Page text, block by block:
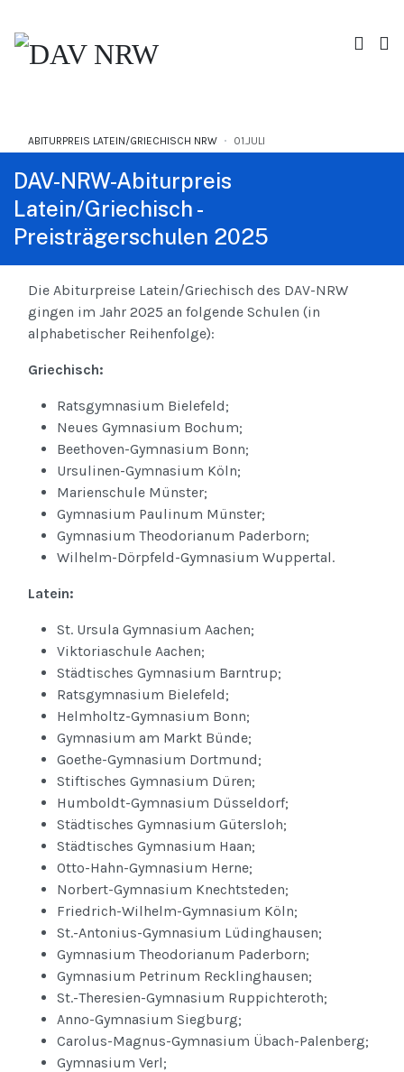
ABITURPREIS LATEIN/GRIECHISCH NRW 01.JULI
DAV-NRW-Abiturpreis
Latein/Griechisch -
Preisträgerschulen 2025
Die Abiturpreise Latein/Griechisch des DAV-NRW
gingen im Jahr 2025 an folgende Schulen (in
alphabetischer Reihenfolge):
Griechisch:
Ratsgymnasium Bielefeld;
Neues Gymnasium Bochum;
Beethoven-Gymnasium Bonn;
Ursulinen-Gymnasium Köln;
Marienschule Münster;
Gymnasium Paulinum Münster;
Gymnasium Theodorianum Paderborn;
Wilhelm-Dörpfeld-Gymnasium Wuppertal.
Latein:
St. Ursula Gymnasium Aachen;
Viktoriaschule Aachen;
Städtisches Gymnasium Barntrup;
Ratsgymnasium Bielefeld;
Helmholtz-Gymnasium Bonn;
Gymnasium am Markt Bünde;
Goethe-Gymnasium Dortmund;
Stiftisches Gymnasium Düren;
Humboldt-Gymnasium Düsseldorf;
Städtisches Gymnasium Gütersloh;
Städtisches Gymnasium Haan;
Otto-Hahn-Gymnasium Herne;
Norbert-Gymnasium Knechtsteden;
Friedrich-Wilhelm-Gymnasium Köln;
St.-Antonius-Gymnasium Lüdinghausen;
Gymnasium Theodorianum Paderborn;
Gymnasium Petrinum Recklinghausen;
St.-Theresien-Gymnasium Ruppichteroth;
Anno-Gymnasium Siegburg;
Carolus-Magnus-Gymnasium Übach-Palenberg;
Gymnasium Verl;